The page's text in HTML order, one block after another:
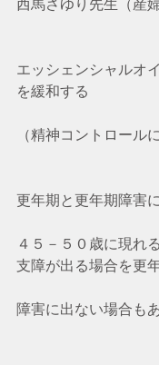
エッシェンシャルオ
を緩和する
（精神コントロール
更年期と更年期障害
４５－５０歳に現れ
支障が出る場合を更
障害に出ない場合も